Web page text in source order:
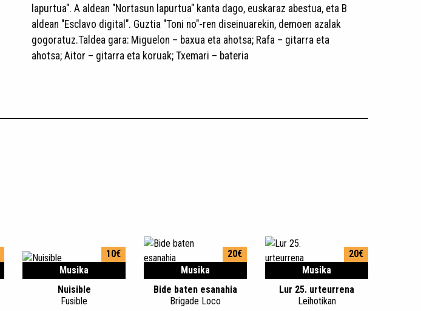
lapurtua". A aldean "Nortasun lapurtua" kanta dago, euskaraz abestua, eta B
aldean "Esclavo digital". Guztia "Toni no"-ren diseinuarekin, demoen azalak
gogoratuz.Taldea gara: Miguelon – baxua eta ahotsa; Rafa – gitarra eta
ahotsa; Aitor – gitarra eta koruak; Txemari – bateria
Musika
10€
Nuisible
Fusible
Musika
20€
Bide baten esanahia
Brigade Loco
Musika
20€
Lur 25. urteurrena
Leihotikan